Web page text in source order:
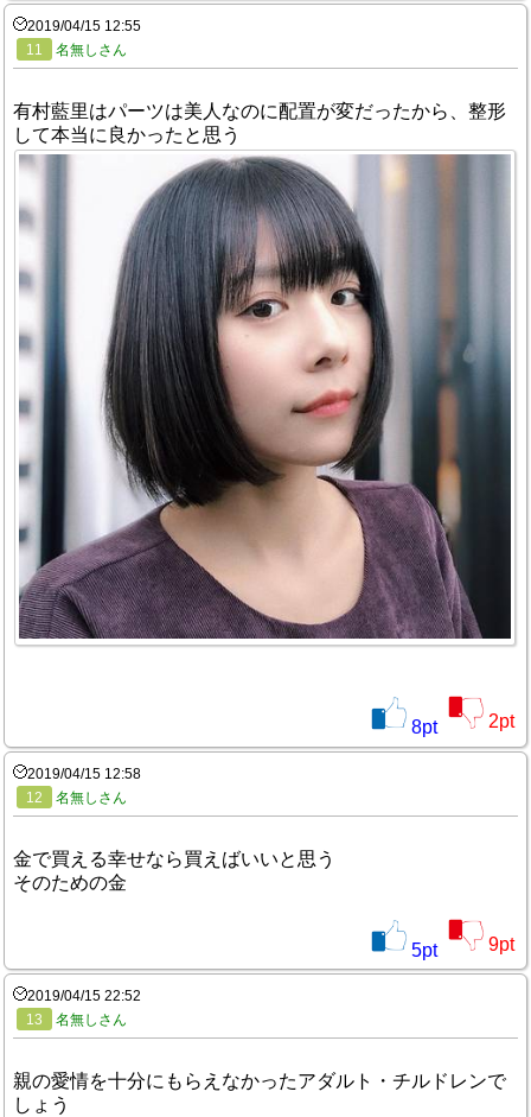
2019/04/15 12:55
11
名無しさん
有村藍里はパーツは美人なのに配置が変だったから、整形
して本当に良かったと思う
8pt 2pt
2019/04/15 12:58
12
名無しさん
金で買える幸せなら買えばいいと思う
そのための金
5pt 9pt
2019/04/15 22:52
13
名無しさん
親の愛情を十分にもらえなかったアダルト・チルドレンで
しょう